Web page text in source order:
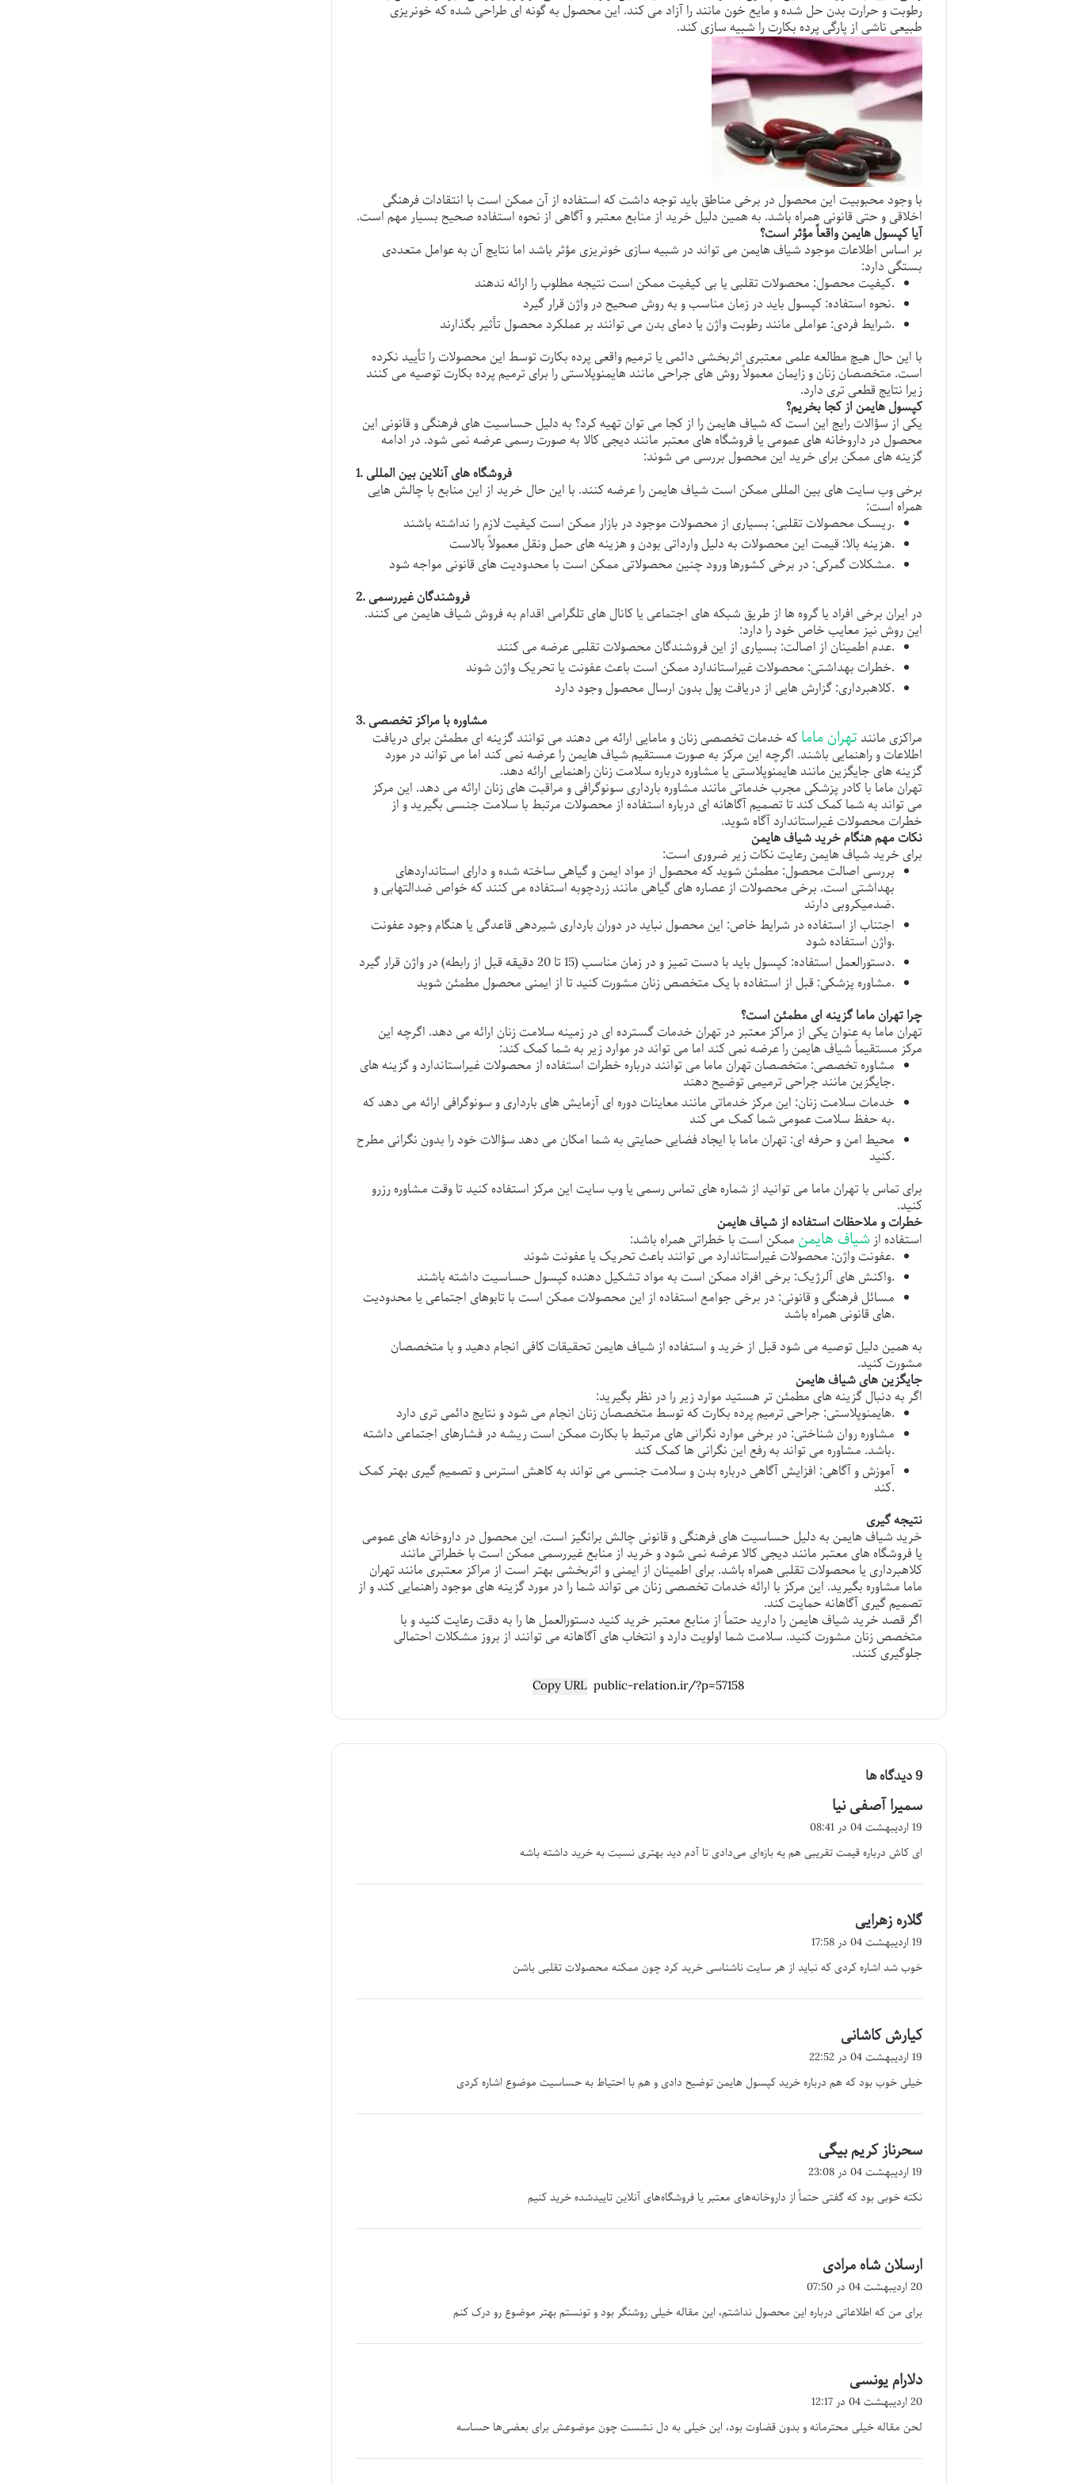
رطوبت و حرارت بدن حل شده و مایع خون مانند را آزاد می کند. این محصول به گونه ای طراحی شده که خونریزی
طبیعی ناشی از پارگی پرده بکارت را شبیه سازی کند.
با وجود محبوبیت این محصول در برخی مناطق باید توجه داشت که استفاده از آن ممکن است با انتقادات فرهنگی
اخلاقی و حتی قانونی همراه باشد. به همین دلیل خرید از منابع معتبر و آگاهی از نحوه استفاده صحیح بسیار مهم است.
آیا کپسول هایمن واقعاً مؤثر است؟
بر اساس اطلاعات موجود شیاف هایمنمی تواند در شبیه سازی خونریزی مؤثر باشد اما نتایج آن به عوامل متعددی
بستگی دارد:
کیفیت محصول: محصولات تقلبی یا بی کیفیت ممکن است نتیجه مطلوب را ارائه ندهند.
نحوه استفاده: کپسول باید در زمان مناسب و به روش صحیح در واژن قرار گیرد.
شرایط فردی: عواملی مانند رطوبت واژن یا دمای بدن می توانند بر عملکرد محصول تأثیر بگذارند.
با این حال هیچ مطالعه علمی معتبری اثربخشی دائمی یا ترمیم واقعی پرده بکارت توسط این محصولات را تأیید نکرده
است. متخصصان زنان و زایمان معمولاً روش های جراحی مانند هایمنوپلاستی را برای ترمیم پرده بکارت توصیه می کنند
زیرا نتایج قطعی تری دارد.
کپسول هایمن از کجا بخریم؟
یکی از سؤالات رایج این است کهشیاف هایمنرا از کجا می توان تهیه کرد؟ به دلیل حساسیت های فرهنگی و قانونی این
محصول در داروخانه های عمومی یا فروشگاه های معتبر مانند دیجی کالا به صورت رسمی عرضه نمی شود. در ادامه
گزینه های ممکن برای خرید این محصول بررسی می شوند:
1. فروشگاه های آنلاین بین المللی
برخی وب سایت های بین المللی ممکن استشیاف هایمنرا عرضه کنند. با این حال خرید از این منابع با چالش هایی
همراه است:
ریسک محصولات تقلبی: بسیاری از محصولات موجود در بازار ممکن است کیفیت لازم را نداشته باشند.
هزینه بالا: قیمت این محصولات به دلیل وارداتی بودن و هزینه های حمل ونقل معمولاً بالاست.
مشکلات گمرکی: در برخی کشورها ورود چنین محصولاتی ممکن است با محدودیت های قانونی مواجه شود.
2. فروشندگان غیررسمی
در ایران برخی افراد یا گروه ها از طریق شبکه های اجتماعی یا کانال های تلگرامی اقدام به فروششیاف هایمنمی کنند.
این روش نیز معایب خاص خود را دارد:
عدم اطمینان از اصالت: بسیاری از این فروشندگان محصولات تقلبی عرضه می کنند.
خطرات بهداشتی: محصولات غیراستاندارد ممکن است باعث عفونت یا تحریک واژن شوند.
کلاهبرداری: گزارش هایی از دریافت پول بدون ارسال محصول وجود دارد.
3. مشاوره با مراکز تخصصی
مراکزی مانند تهران ماماکه خدمات تخصصی زنان و مامایی ارائه می دهند می توانند گزینه ای مطمئن برای دریافت
اطلاعات و راهنمایی باشند. اگرچه این مرکز به صورت مستقیمشیاف هایمنرا عرضه نمی کند اما می تواند در مورد
گزینه های جایگزین مانند هایمنوپلاستی یا مشاوره درباره سلامت زنان راهنمایی ارائه دهد.
تهران ماما با کادر پزشکی مجرب خدماتی مانند مشاوره بارداری سونوگرافی و مراقبت های زنان ارائه می دهد. این مرکز
می تواند به شما کمک کند تا تصمیم آگاهانه ای درباره استفاده از محصولات مرتبط با سلامت جنسی بگیرید و از
خطرات محصولات غیراستاندارد آگاه شوید.
نکات مهم هنگام خرید شیاف هایمن
برای خرید شیاف هایمنرعایت نکات زیر ضروری است:
بررسی اصالت محصول: مطمئن شوید که محصول از مواد ایمن و گیاهی ساخته شده و دارای استانداردهای
بهداشتی است. برخی محصولات از عصاره های گیاهی مانند زردچوبه استفاده می کنند که خواص ضدالتهابی و
ضدمیکروبی دارند.
اجتناب از استفاده در شرایط خاص: این محصول نباید در دوران بارداری شیردهی قاعدگی یا هنگام وجود عفونت
واژن استفاده شود.
دستورالعمل استفاده: کپسول باید با دست تمیز و در زمان مناسب (15 تا 20 دقیقه قبل از رابطه) در واژن قرار گیرد.
مشاوره پزشکی: قبل از استفاده با یک متخصص زنان مشورت کنید تا از ایمنی محصول مطمئن شوید.
چرا تهران ماما گزینه ای مطمئن است؟
تهران ماما به عنوان یکی از مراکز معتبر در تهران خدمات گسترده ای در زمینه سلامت زنان ارائه می دهد. اگرچه این
مرکز مستقیماًشیاف هایمنرا عرضه نمی کند اما می تواند در موارد زیر به شما کمک کند:
مشاوره تخصصی: متخصصانتهران ماما می توانند درباره خطرات استفاده از محصولات غیراستاندارد و گزینه های
جایگزین مانند جراحی ترمیمی توضیح دهند.
خدمات سلامت زنان: این مرکز خدماتی مانند معاینات دوره ای آزمایش های بارداری و سونوگرافی ارائه می دهد که
به حفظ سلامت عمومی شما کمک می کند.
محیط امن و حرفه ای:تهران ماما با ایجاد فضایی حمایتی به شما امکان می دهد سؤالات خود را بدون نگرانی مطرح
کنید.
برای تماس باتهران ماما می توانید از شماره های تماس رسمی یا وب سایت این مرکز استفاده کنید تا وقت مشاوره رزرو
کنید.
خطرات و ملاحظات استفاده از شیاف هایمن
استفاده ازشیاف هایمن ممکن است با خطراتی همراه باشد:
عفونت واژن: محصولات غیراستاندارد می توانند باعث تحریک یا عفونت شوند.
واکنش های آلرژیک: برخی افراد ممکن است به مواد تشکیل دهنده کپسول حساسیت داشته باشند.
مسائل فرهنگی و قانونی: در برخی جوامع استفاده از این محصولات ممکن است با تابوهای اجتماعی یا محدودیت
های قانونی همراه باشد.
به همین دلیل توصیه می شود قبل از خرید و استفاده از شیاف هایمنتحقیقات کافی انجام دهید و با متخصصان
مشورت کنید.
جایگزین های شیاف هایمن
اگر به دنبال گزینه های مطمئن تر هستید موارد زیر را در نظر بگیرید:
هایمنوپلاستی: جراحی ترمیم پرده بکارت که توسط متخصصان زنان انجام می شود و نتایج دائمی تری دارد.
مشاوره روان شناختی: در برخی موارد نگرانی های مرتبط با بکارت ممکن است ریشه در فشارهای اجتماعی داشته
باشد. مشاوره می تواند به رفع این نگرانی ها کمک کند.
آموزش و آگاهی: افزایش آگاهی درباره بدن و سلامت جنسی می تواند به کاهش استرس و تصمیم گیری بهتر کمک
کند.
نتیجه گیری
خرید شیاف هایمنبه دلیل حساسیت های فرهنگی و قانونی چالش برانگیز است. این محصول در داروخانه های عمومی
یا فروشگاه های معتبر مانند دیجی کالا عرضه نمی شود و خرید از منابع غیررسمی ممکن است با خطراتی مانند
کلاهبرداری یا محصولات تقلبی همراه باشد. برای اطمینان از ایمنی و اثربخشی بهتر است از مراکز معتبری مانندتهران
ماما مشاوره بگیرید. این مرکز با ارائه خدمات تخصصی زنان می تواند شما را در مورد گزینه های موجود راهنمایی کند و از
تصمیم گیری آگاهانه حمایت کند.
اگر قصد خرید شیاف هایمنرا دارید حتماً از منابع معتبر خرید کنید دستورالعمل ها را به دقت رعایت کنید و با
متخصص زنان مشورت کنید. سلامت شما اولویت دارد و انتخاب های آگاهانه می توانند از بروز مشکلات احتمالی
جلوگیری کنند.
Copy URL
‫9 دیدگاه ها
سمیرا آصفی نیا
ف
:
19 اردیبهشت 04 در 08:41
ای کاش درباره قیمت تقریبی هم یه بازه‌ای می‌دادی تا آدم دید بهتری نسبت به خرید داشته باشه
گلاره زهرایی
ف
:
19 اردیبهشت 04 در 17:58
خوب شد اشاره کردی که نباید از هر سایت ناشناسی خرید کرد چون ممکنه محصولات تقلبی باشن
کیارش کاشانی
ت
:
19 اردیبهشت 04 در 22:52
خیلی خوب بود که هم درباره خرید کپسول هایمن توضیح دادی و هم با احتیاط به حساسیت موضوع اشاره کردی
سحرناز کریم بیگی
ف
:
19 اردیبهشت 04 در 23:08
نکته خوبی بود که گفتی حتماً از داروخانه‌های معتبر یا فروشگاه‌های آنلاین تاییدشده خرید کنیم
ارسلان شاه مرادی
ف
:
20 اردیبهشت 04 در 07:50
برای من که اطلاعاتی درباره این محصول نداشتم، این مقاله خیلی روشنگر بود و تونستم بهتر موضوع رو درک کنم
دلارام یونسی
ت
:
20 اردیبهشت 04 در 12:17
لحن مقاله خیلی محترمانه و بدون قضاوت بود، این خیلی به دل نشست چون موضوعش برای بعضی‌ها حساسه